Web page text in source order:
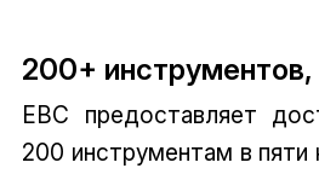
200+
EBC предоставляет
200 инструментам в пяти